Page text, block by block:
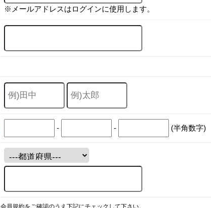
※メールアドレスはログインに使用します。
- - (半角数字)
会員規約をご確認のうえ下記にチェックして下さい。